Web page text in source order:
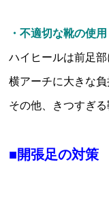
・不適切な靴の使用
ハイヒールは前足部
横アーチに大きな負
その他、きつすぎ
■開張足の対策